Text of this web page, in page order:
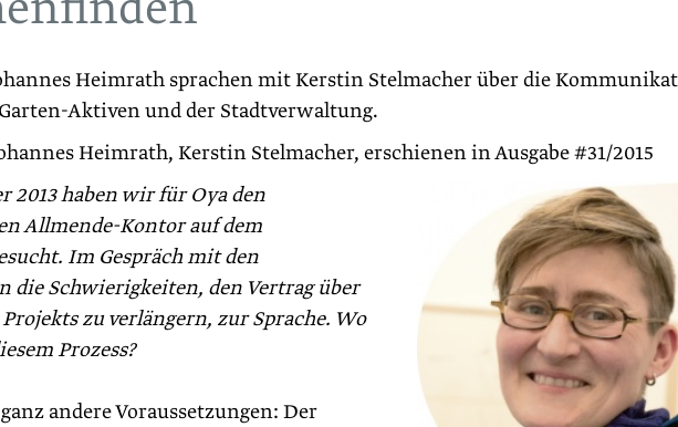
Heimrath ­sprachen mit Kerstin Stelmacher über die
Aktiven und der Stadtverwaltung.
Heimrath, Kerstin Stelmacher, erschienen in Ausgabe #31/2015
2013 haben wir für Oya den
Allmende-Kontor auf dem
Im Gespräch mit den
die Schwierigkeiten, den Vertrag über
zu verlängern, zur Sprache. Wo
Prozess?
andere Voraussetzungen: Der